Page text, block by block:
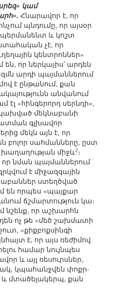
կամ
Հնարավոր է, որ
պնդումը, որ այսօր
և կոշտ
չէ, որ
կենտրոններ»
որ ներկայիս՝ արդեն
արդի պայմաններում
է ընթանում, քան
անվանում
էլ «հինգերորդ սերնդի»,
կախված մեկնաբանի
գլխավոր
մեկն այն է, որ
բոլոր սահմանները, ըստ
միջև2։
նման պայմաններում
է միջազգային
ստեղծված
են որպես «պայքար
ճշմարտություն կա։
նշենք, որ աշխարհն
ոչ թե «մեծ շախմատի
«քիքբոքսինգի
է, որ այս ռեժիմով
համար նույնպես
և այլ ռեսուրսներ,
կպահանջվեն փոքր-
և մտածելակերպ, քան